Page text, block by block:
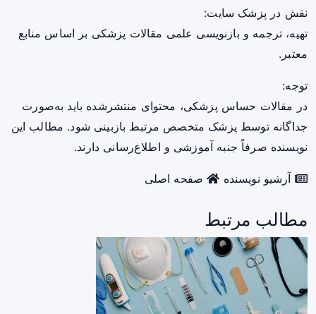
نقش در پزشک سایت:
تهیه، ترجمه و بازنویسی علمی مقالات پزشکی بر اساس منابع
معتبر.
توجه:
در مقالات حساس پزشکی، محتوای منتشرشده باید به‌صورت
جداگانه توسط پزشک متخصص مرتبط بازبینی شود. مطالب این
نویسنده صرفاً جنبه آموزشی و اطلاع‌رسانی دارند.
آرشیو نویسنده صفحه اصلی
مطالب مرتبط